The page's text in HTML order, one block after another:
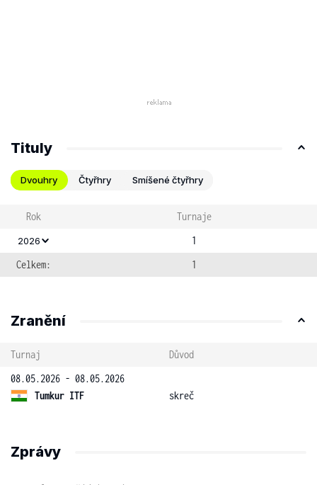
Tituly
Dvouhry Čtyřhry Smíšené čtyřhry
Rok Turnaje
2026
1
Celkem:
1
Zranění
Turnaj
Důvod
08.05.2026 - 08.05.2026
Tumkur ITF
skreč
Zprávy